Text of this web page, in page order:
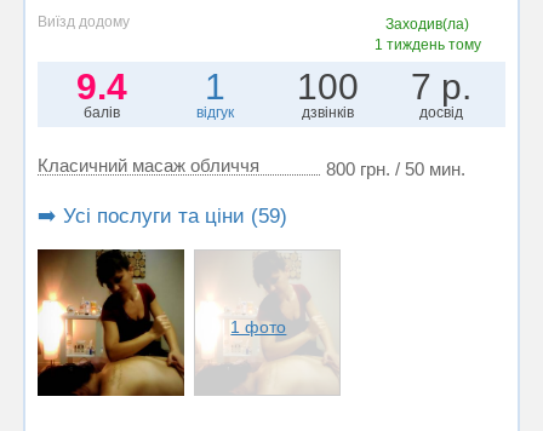
Виїзд додому
Заходив(ла)
1 тиждень тому
9.4
балів
1
відгук
100
дзвінків
7 р.
досвід
Класичний масаж обличчя 800 грн. / 50 мин.
➡️ Усі послуги та ціни (59)
1 фото